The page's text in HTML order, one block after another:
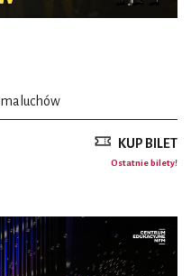
maluchów
KUP BILET
Ostatnie bilety!